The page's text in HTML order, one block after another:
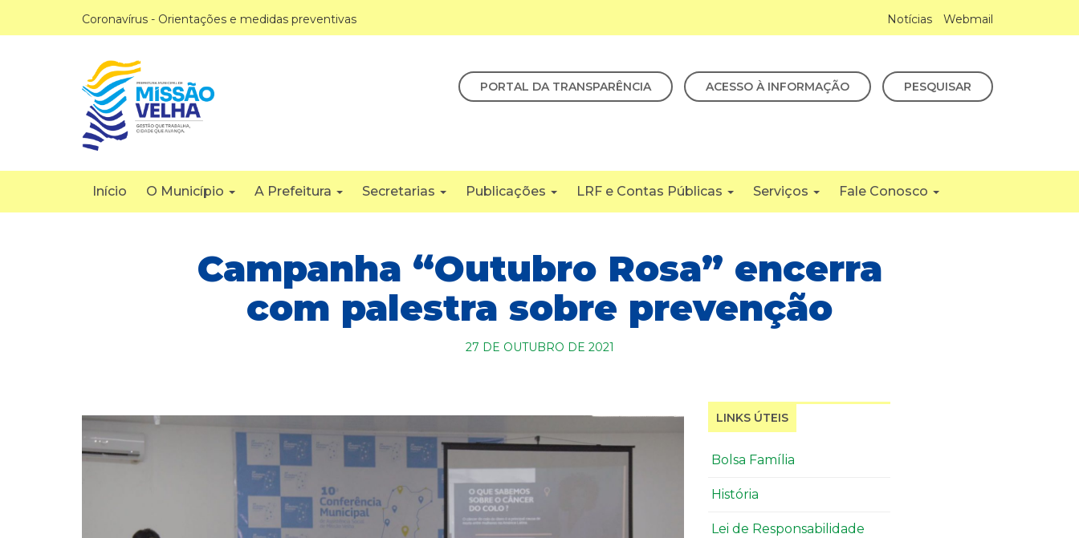
Coronavírus - Orientações e medidas preventivas Notícias Webmail
PORTAL DA TRANSPARÊNCIA ACESSO À INFORMAÇÃO PESQUISAR
Início O Município A Prefeitura Secretarias Publicações LRF e Contas Públicas Serviços Fale Conosco
Campanha “Outubro Rosa” encerra
com palestra sobre prevenção
27 DE OUTUBRO DE 2021
LINKS ÚTEIS
Bolsa Família
História
Lei de Responsabilidade